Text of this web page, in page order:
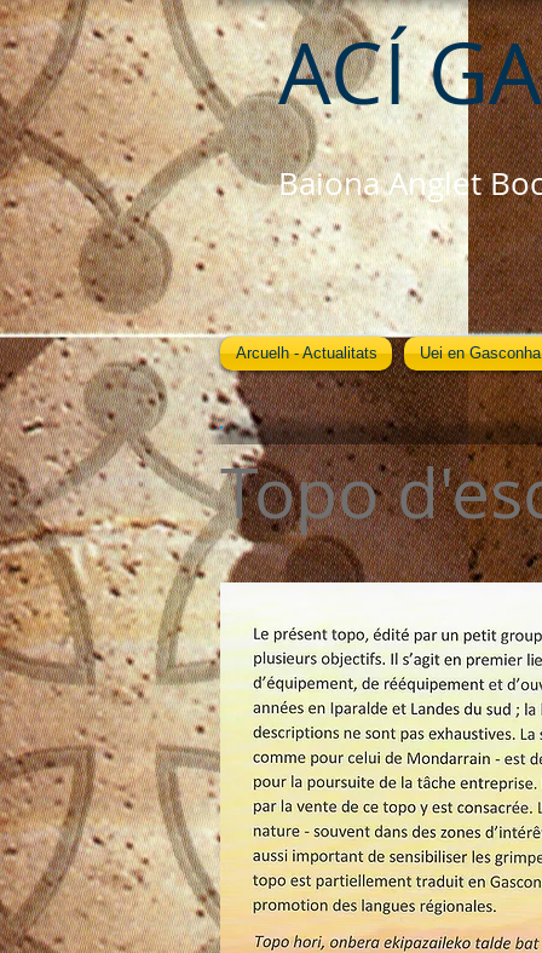
ACÍ
Baiona Anglet
Arcuelh - Actualitats Uei en Gasconha
Topo